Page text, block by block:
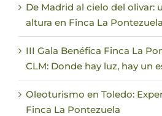
De Madrid al cielo del olivar:
altura en Finca La Pontezuela
III Gala Benéfica Finca La
CLM: Donde hay luz, hay un
Oleoturismo en Toledo:
Finca La Pontezuela